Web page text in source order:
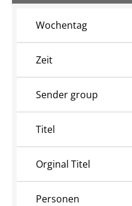
Wochentag
Zeit
Sender group
Titel
Orginal Titel
Personen